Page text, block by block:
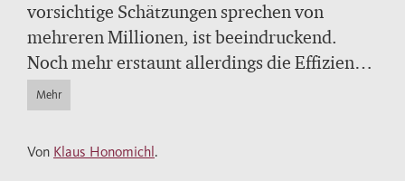
vorsichtige Schätzungen sprechen von
mehreren Millionen, ist beeindruckend.
Noch mehr erstaunt allerdings die Effizienz
ihrer Überlebenstechniken und die
Raffinesse ihres Zusammenlebens. Dieses
Überblick über das geheimnisvolle Reich der
Mehr
Von Klaus Honomichl .